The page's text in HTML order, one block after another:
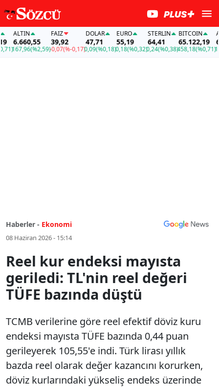
ALTIN
6.660,55
167,96(%2,59)
FAİZ
39,92
-0,07(%-0,17)
DOLAR
47,71
0,09(%0,18)
EURO
55,19
0,18(%0,32)
STERLIN
64,41
0,24(%0,38)
BITCOIN
65.122,19
458,18(%0,71)
Haberler - Ekonomi
08 Haziran 2026 - 15:14
Reel kur endeksi mayısta
geriledi: TL'nin reel değeri
TÜFE bazında düştü
TCMB verilerine göre reel efektif döviz kuru
endeksi mayısta TÜFE bazında 0,44 puan
gerileyerek 105,55'e indi. Türk lirası yıllık
bazda reel olarak değer kazancını korurken,
döviz kurlarındaki yükseliş endeks üzerinde